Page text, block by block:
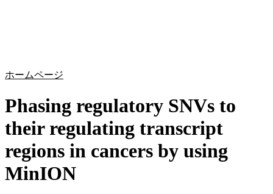
ホームページ
Phasing regulatory SNVs to
their regulating transcript
regions in cancers by using
MinION